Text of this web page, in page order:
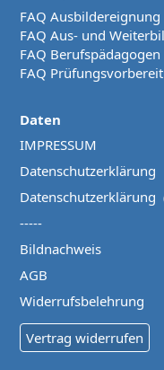
FAQ Ausbildereignung
FAQ Aus- und
FAQ Berufspädagogen
FAQ
Daten
IMPRESSUM
Datenschutzerklärung
Datenschutzerklärung
-----
Bildnachweis
AGB
Widerrufsbelehrung
Vertrag widerrufen